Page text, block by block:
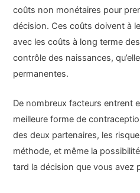
coûts non monétaires pour
décision. Ces coûts doivent à
avec les coûts à long terme
contrôle des naissances,
permanentes.
De nombreux facteurs entrent
meilleure forme de
des deux partenaires, les
méthode, et même la
tard la décision que vous avez